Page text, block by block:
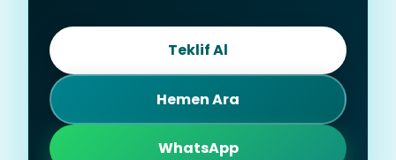
Teklif Al
Hemen Ara
WhatsApp